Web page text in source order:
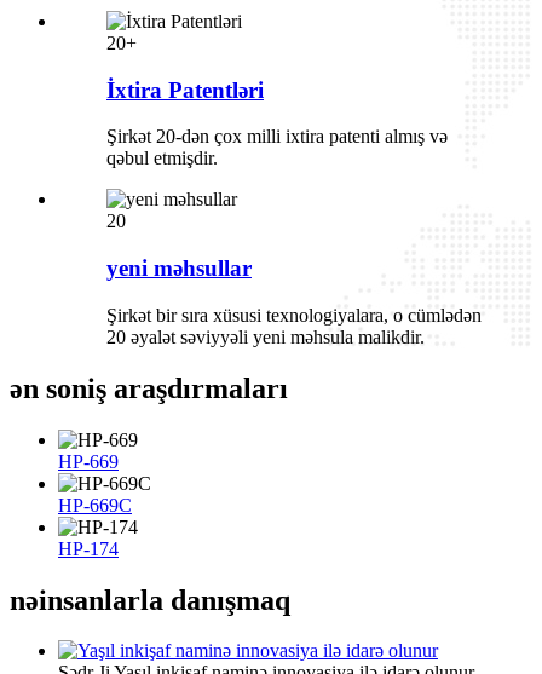
20+
İxtira Patentləri
Şirkət 20-dən çox milli ixtira patenti almış və
qəbul etmişdir.
20
yeni məhsullar
Şirkət bir sıra xüsusi texnologiyalara, o cümlədən
20 əyalət səviyyəli yeni məhsula malikdir.
ən soniş araşdırmaları
HP-669
HP-669C
HP-174
nəinsanlarla danışmaq